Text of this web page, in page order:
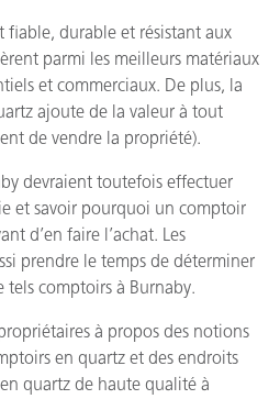
fiable, durable et résistant aux
parmi les meilleurs matériaux
et commerciaux. De plus, la
ajoute de la valeur à tout
de vendre la propriété).
devraient toutefois effectuer
et savoir pourquoi un comptoir
d’en faire l’achat. Les
prendre le temps de déterminer
comptoirs à Burnaby.
à propos des notions
en quartz et des endroits
quartz de haute qualité à